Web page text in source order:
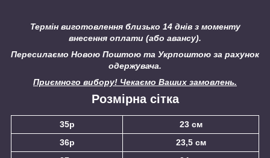
Термін виготовлення близько 14 днів з моменту
внесення оплати (або авансу).
Пересилаємо Новою Поштою та Укрпоштою за рахунок
одержувача.
Приємного вибору! Чекаємо Ваших замовлень.
Розмірна сітка
35р
23 см
36р
23,5 см